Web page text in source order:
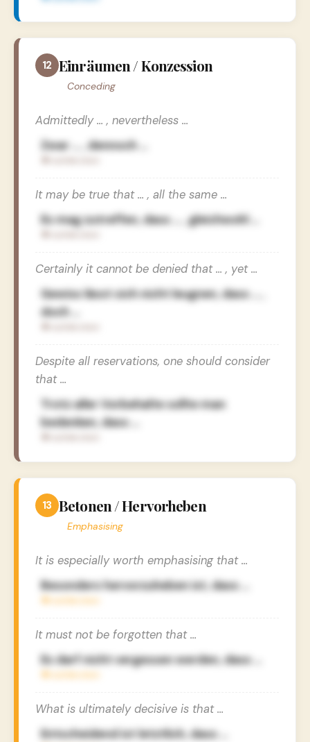
12 Einräumen / Konzession
Conceding
Admittedly … , nevertheless …
Zwar … , dennoch …
It may be true that … , all the same …
Es mag zutreffen, dass … , gleichwohl …
Certainly it cannot be denied that … , yet …
Gewiss lässt sich nicht leugnen, dass … ,
doch …
Despite all reservations, one should consider
that …
Trotz aller Vorbehalte sollte man
bedenken, dass …
13 Betonen / Hervorheben
Emphasising
It is especially worth emphasising that …
Besonders hervorzuheben ist, dass …
It must not be forgotten that …
Es darf nicht vergessen werden, dass …
What is ultimately decisive is that …
Entscheidend ist letztlich, dass …